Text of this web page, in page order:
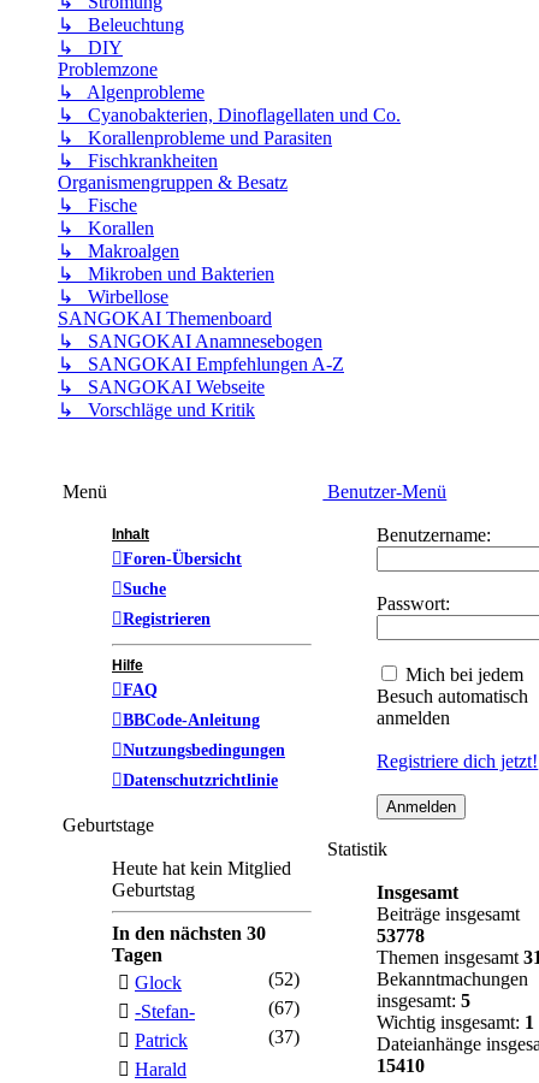
↳ Beleuchtung
↳ DIY
Problemzone
↳ Algenprobleme
↳ Cyanobakterien, Dinoflagellaten und Co.
↳ Korallenprobleme und Parasiten
↳ Fischkrankheiten
Organismengruppen & Besatz
↳ Fische
↳ Korallen
↳ Makroalgen
↳ Mikroben und Bakterien
↳ Wirbellose
SANGOKAI Themenboard
↳ SANGOKAI Anamnesebogen
↳ SANGOKAI Empfehlungen A-Z
↳ SANGOKAI Webseite
↳ Vorschläge und Kritik
Menü
Inhalt
Foren-Übersicht
Suche
Registrieren
Hilfe
FAQ
BBCode-Anleitung
Nutzungsbedingungen
Datenschutzrichtlinie
Geburtstage
Heute hat kein Mitglied
Geburtstag
In den nächsten 30
Tagen
Glock
(52)
-Stefan-
(67)
Patrick
(37)
Harald
Benutzer-Menü
Benutzername:
Passwort:
Mich bei jedem
Besuch automatisch
anmelden
Registriere dich jetzt!
Statistik
Insgesamt
Beiträge insgesamt
53778
Themen insgesamt
Bekanntmachungen
insgesamt:5
Wichtig insgesamt: 1
Dateianhänge
15410